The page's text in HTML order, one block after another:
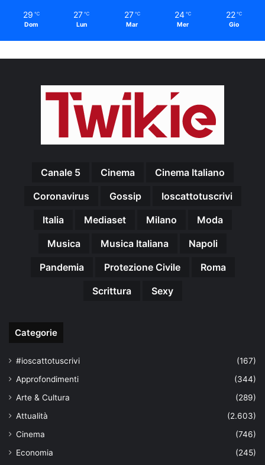
29 ℃
Dom
27 ℃
Lun
27 ℃
Mar
24 ℃
Mer
22 ℃
Gio
Canale 5 Cinema
Cinema Italiano
Coronavirus
Gossip
Ioscattotuscrivi
Italia
Mediaset Milano
Moda
Musica
Musica Italiana
Napoli
Pandemia
Protezione Civile
Roma
Scrittura
Sexy
Categorie
#ioscattotuscrivi
(167)
Approfondimenti
(344)
Arte & Cultura
(289)
Attualità
(2.603)
Cinema
(746)
Economia
(245)